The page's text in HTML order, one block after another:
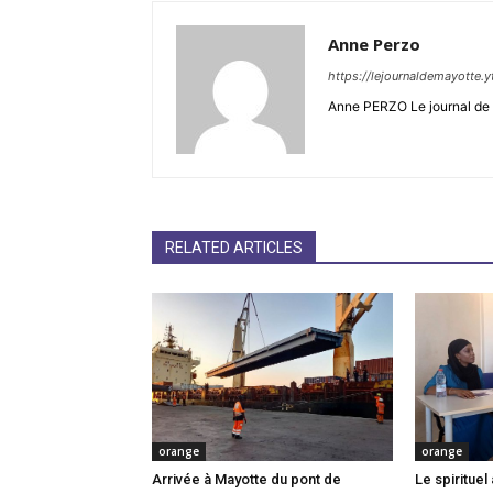
Anne Perzo
https://
Anne PERZO Le journal
RELATED ARTICLES
orange
Arrivée à Mayotte du pont de
orange
Le spirituel